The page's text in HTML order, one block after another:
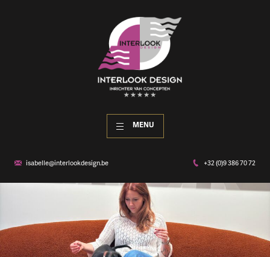
MENU
isabelle@interlookdesign.be +32 (0)9 386 70 72